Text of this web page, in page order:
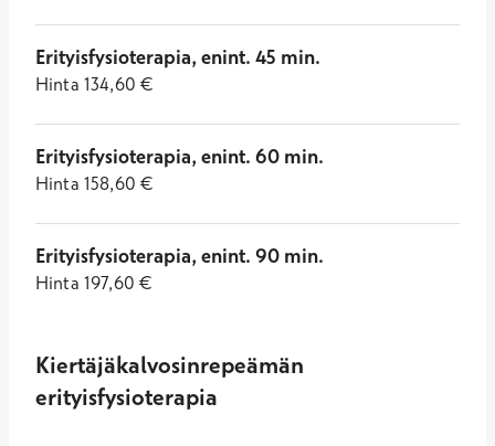
Erityisfysioterapia, enint. 45 min.
Hinta 134,60 €
Erityisfysioterapia, enint. 60 min.
Hinta 158,60 €
Erityisfysioterapia, enint. 90 min.
Hinta 197,60 €
Kiertäjäkalvosinrepeämän
erityisfysioterapia